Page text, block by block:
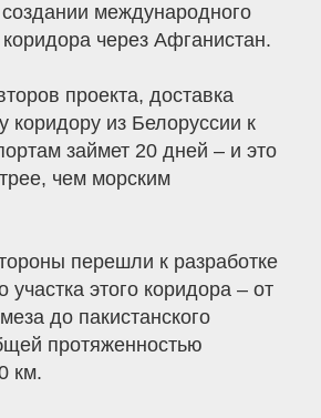
международного
коридора через Афганистан.
проекта, доставка
коридору из Белоруссии к
займет 20 дней – и это
чем морским
перешли к разработке
этого коридора – от
до пакистанского
протяженностью
км.